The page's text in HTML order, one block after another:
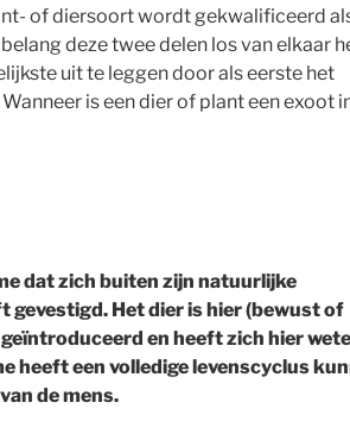
of diersoort wordt gekwalificeerd
deze twee delen los van elkaar
uit te leggen door als eerste het
is een dier of plant een exoot
dat zich buiten zijn natuurlijke
gevestigd. Het dier is hier (bewust of
en heeft zich hier
heeft een volledige levenscyclus
de mens.